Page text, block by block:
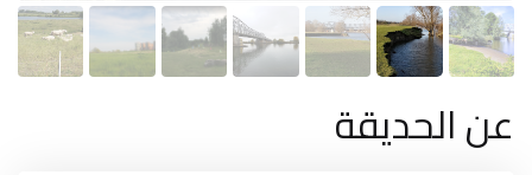
عن الحديقة